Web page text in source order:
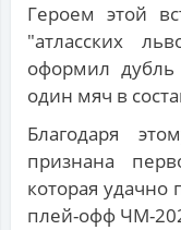
Героем этой
"атласских
оформил
один мяч в
Благодаря
признана
которая удачно
плей-офф ЧМ-